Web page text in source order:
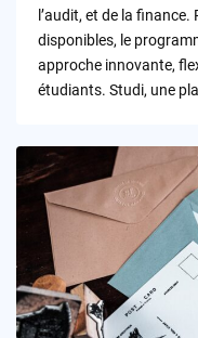
l’audit, et de la
disponibles, le
approche innovante,
étudiants. Studi, une